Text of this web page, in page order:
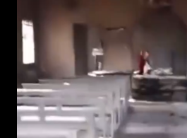
23412/02-07-2025 έγγραφο της ΑΑΔΕ
πρωτόκολλο παράδοσης υλικών
Τελωνείων-Τμήμα Διαχείρισης Δημόσιου
συνεργαζόμενης με αυτήν εταιρείας
στο αρχείο αυτό δεν
κοινοποιηθεί ότι ελέγχεται και στο